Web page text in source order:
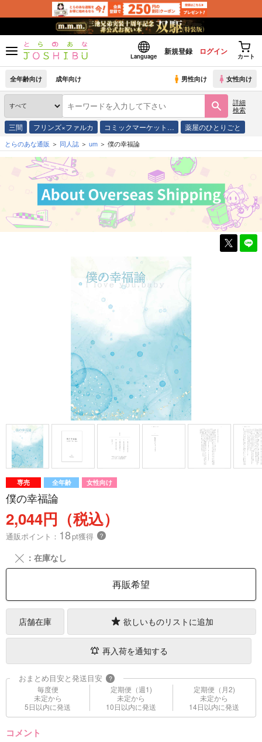
Language
新規登録 ログイン
カート
全年齢向け 成年向け 男性向け 女性向け
詳細
検索
三間 フリンズ×ファルカ コミックマーケット… 薬屋のひとりごと
とらのあな通販 同人誌 um 僕の幸福論
専売 全年齢 女性向け
僕の幸福論
2,044円（税込）
通販ポイント： 18pt獲得 ？
╳ ：在庫なし
再販希望
店舗在庫 欲しいものリストに追加
再入荷を通知する
おまとめ目安と発送目安 ?
毎度便
未定から
5日以内に発送
定期便（週1)
未定から
10日以内に発送
定期便（月2)
未定から
14日以内に発送
コメント